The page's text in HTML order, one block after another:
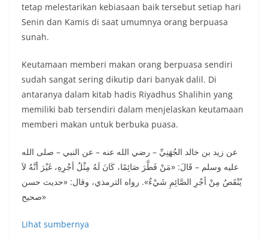
tetap melestarikan kebiasaan baik tersebut setiap hari
Senin dan Kamis di saat umumnya orang berpuasa
sunah.
Keutamaan memberi makan orang berpuasa sendiri
sudah sangat sering dikutip dari banyak dalil. Di
antaranya dalam kitab hadis Riyadhus Shalihin yang
memiliki bab tersendiri dalam menjelaskan keutamaan
memberi makan untuk berbuka puasa.
عن زيد بن خالد الجُهَنِيِّ – رضي الله عنه – عن النبي – صلى الله
عليه وسلم – قَالَ: «مَنْ فَطَّرَ صَائِمًا، كَانَ لَهُ مِثْلُ أجْرِهِ، غَيْرَ أنَّهُ لاَ
يُنْقَصُ مِنْ أجْرِ الصَّائِمِ شَيْءٌ». رواه الترمذي، وقال: «حديث حسن
صحيح»
Lihat sumbernya